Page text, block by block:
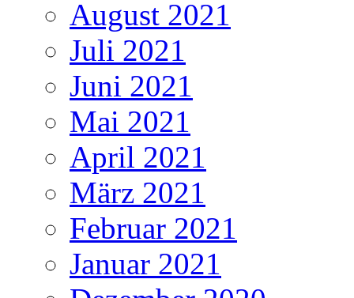
August 2021
Juli 2021
Juni 2021
Mai 2021
April 2021
März 2021
Februar 2021
Januar 2021